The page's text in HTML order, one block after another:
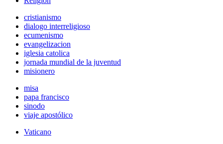
cristianismo
dialogo interreligioso
ecumenismo
evangelizacion
iglesia catolica
jornada mundial de la juventud
misionero
misa
papa francisco
sinodo
viaje apostólico
Vaticano